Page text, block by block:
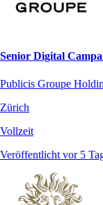
Senior Digital
Publicis Groupe
Zürich
Vollzeit
Veröffentlicht vor 5